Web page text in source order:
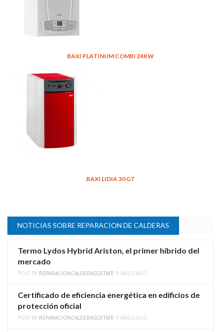
BAXI PLATINUM COMBI 24KW
BAXI LIDIA 30 GT
NOTICIAS SOBRE REPARACION DE CALDERAS
Termo Lydos Hybrid Ariston, el primer híbrido del
mercado
POST BY REPARACIONCALDERASGETAFE 9 AÑOS AGO
Certificado de eficiencia energética en edificios de
protección oficial
POST BY REPARACIONCALDERASGETAFE 9 AÑOS AGO